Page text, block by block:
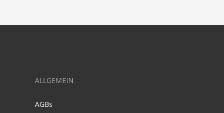
ALLGEMEIN
AGBs